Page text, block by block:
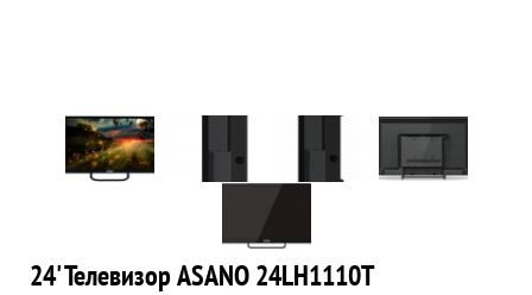
24' Телевизор ASANO 24LH1110T